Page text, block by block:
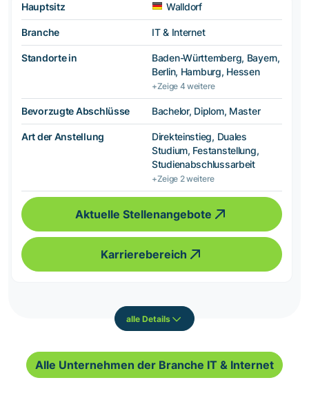
Hauptsitz Walldorf
Branche IT & Internet
Standorte in
Baden-Württemberg, Bayern,
Berlin, Hamburg, Hessen
+Zeige 4 weitere
Bevorzugte Abschlüsse Bachelor, Diplom, Master
Art der Anstellung
Direkteinstieg, Duales
Studium, Festanstellung,
Studienabschlussarbeit
+Zeige 2 weitere
Aktuelle Stellenangebote
Karrierebereich
alle Details
Alle Unternehmen der Branche IT & Internet